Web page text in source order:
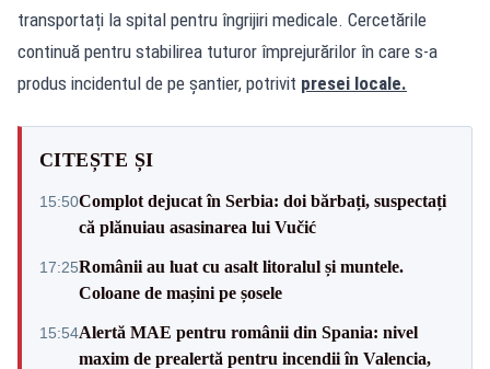
transportați la spital pentru îngrijiri medicale. Cercetările
continuă pentru stabilirea tuturor împrejurărilor în care s-a
produs incidentul de pe șantier, potrivit presei locale.
CITEȘTE ȘI
15:50Complot dejucat în Serbia: doi bărbați, suspectați
că plănuiau asasinarea lui Vučić
17:25Românii au luat cu asalt litoralul și muntele.
Coloane de mașini pe șosele
15:54Alertă MAE pentru românii din Spania: nivel
maxim de prealertă pentru incendii în Valencia,